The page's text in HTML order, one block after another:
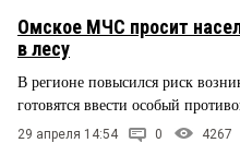
Омское МЧС просит
в лесу
В регионе повысился риск
готовятся ввести особый
29 апреля 14:54 0 4267